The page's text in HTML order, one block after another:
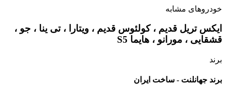
خودروهای مشابه
ایکس تریل قدیم ، کولئوس قدیم ، ویتارا ، تی ینا ، جو ،
قشقایی ، مورانو ، هایما S5
برند
برند جهانلنت - ساخت ایران